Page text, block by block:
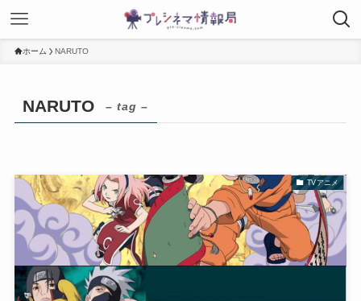
ホーム NARUTO
NARUTO – tag –
TVアニメ